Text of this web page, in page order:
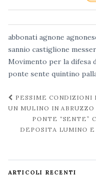
abbonati agnone
sannio castiglione
Movimento per la difesa
ponte sente quintino
Navigazione
post
PESSIME CONDIZIONI
UN MULINO IN ABRUZZO
PONTE “SENTE”
DEPOSITA LUMINO
ARTICOLI RECENTI